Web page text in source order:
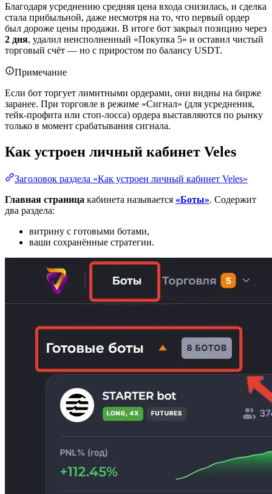
Благодаря усреднению средняя цена входа снизилась, и сделка
стала прибыльной, даже несмотря на то, что первый ордер
был дороже цены продажи. В итоге бот закрыл позицию через
2 дня, удалил неисполненный «Покупка 5» и оставил чистый
торговый счёт — но с приростом по балансу USDT.
Примечание
Если бот торгует лимитными ордерами, они видны на бирже
заранее. При торговле в режиме «Сигнал» (для усреднения,
тейк-профита или стоп-лосса) ордера выставляются по рынку
только в момент срабатывания сигнала.
Как устроен личный кабинет Veles
Заголовок раздела «Как устроен личный кабинет Veles»
Главная страница кабинета называется «Боты». Содержит
два раздела:
витрину с готовыми ботами,
ваши сохранённые стратегии.